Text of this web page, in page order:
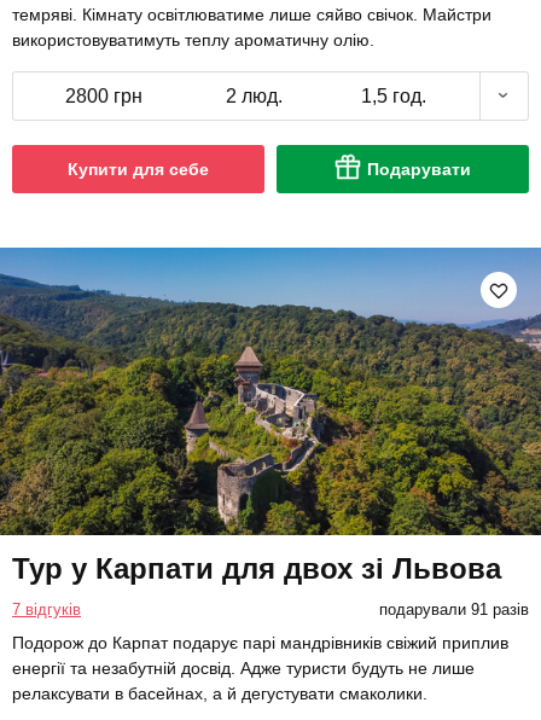
темряві. Кімнату освітлюватиме лише сяйво свічок. Майстри
використовуватимуть теплу ароматичну олію.
2800 грн 2 люд. 1,5 год.
Купити для себе Подарувати
Тур у Карпати для двох зі Львова
7 відгуків подарували 91 разів
Подорож до Карпат подарує парі мандрівників свіжий приплив
енергії та незабутній досвід. Адже туристи будуть не лише
релаксувати в басейнах, а й дегустувати смаколики.